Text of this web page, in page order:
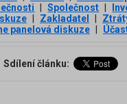
Společnost
Zakladatel
panelová diskuze
Sdílení článku: